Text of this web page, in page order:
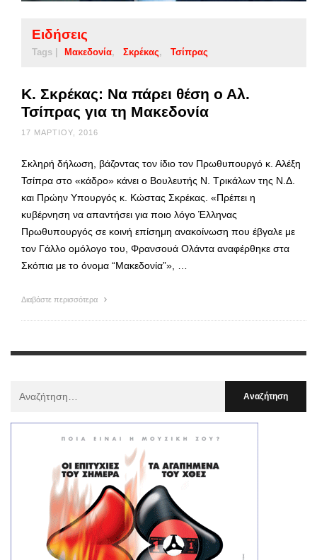
Ειδήσεις
Tags | Μακεδονία Σκρέκας Τσίπρας
Κ. Σκρέκας: Να πάρει θέση ο Αλ.
Τσίπρας για τη Μακεδονία
17 ΜΑΡΤΊΟΥ, 2016
Σκληρή δήλωση, βάζοντας τον ίδιο τον Πρωθυπουργό κ. Αλέξη
Τσίπρα στο «κάδρο» κάνει ο Βουλευτής Ν. Τρικάλων της Ν.Δ.
και Πρώην Υπουργός κ. Κώστας Σκρέκας. «Πρέπει η
κυβέρνηση να απαντήσει για ποιο λόγο Έλληνας
Πρωθυπουργός σε κοινή επίσημη ανακοίνωση που έβγαλε με
τον Γάλλο ομόλογο του, Φρανσουά Ολάντα αναφέρθηκε στα
Σκόπια με το όνομα “Μακεδονία”», …
Διαβάστε περισσότερα
: